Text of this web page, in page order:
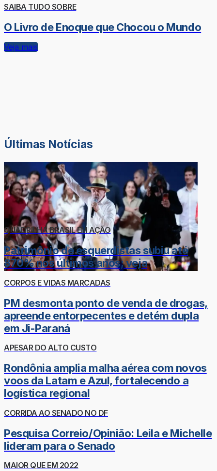
SAIBA TUDO SOBRE
O Livro de Enoque que Chocou o Mundo
Veja mais
Últimas Notícias
QUADRILHA BRASIL EM AÇÃO
Patrimônio de esquerdistas subiu até
870% nos últimos anos; veja
CORPOS E VIDAS MARCADAS
PM desmonta ponto de venda de drogas,
apreende entorpecentes e detém dupla
em Ji-Paraná
APESAR DO ALTO CUSTO
Rondônia amplia malha aérea com novos
voos da Latam e Azul, fortalecendo a
logística regional
CORRIDA AO SENADO NO DF
Pesquisa Correio/Opinião: Leila e Michelle
lideram para o Senado
MAIOR QUE EM 2022